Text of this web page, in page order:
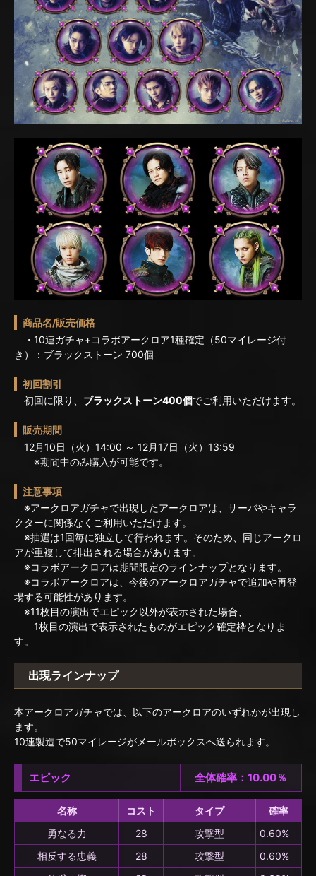
商品名/販売価格
・10連ガチャ+コラボアークロア1種確定（50マイレージ付
き）：ブラックストーン 700個
初回割引
初回に限り、 ブラックストーン400個でご利用いただけます。
販売期間
12月10日（火）14:00 ～ 12月17日（火）13:59
※期間中のみ購入が可能です。
注意事項
※アークロアガチャで出現したアークロアは、サーバやキャラ
クターに関係なくご利用いただけます。
※抽選は1回毎に独立して行われます。そのため、同じアークロ
アが重複して排出される場合があります。
※コラボアークロアは期間限定のラインナップとなります。
※コラボアークロアは、今後のアークロアガチャで追加や再登
場する可能性があります。
※11枚目の演出でエピック以外が表示された場合、
1枚目の演出で表示されたものがエピック確定枠となりま
す。
出現ラインナップ
本アークロアガチャでは、以下のアークロアのいずれかが出現し
ます。
10連製造で50マイレージがメールボックスへ送られます。
エピック 全体確率：10.00％
名称 コスト タイプ
確率
勇なる力
28 攻撃型
0.60%
相反する忠義
28 攻撃型
0.60%